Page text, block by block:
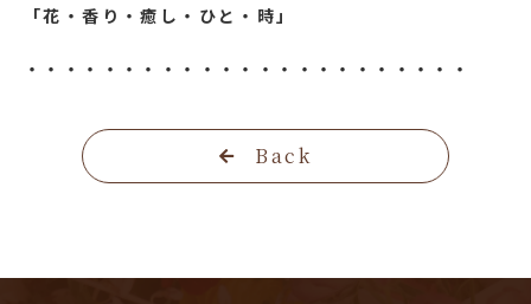
「花・香り・癒し・ひと・時」
・・・・・・・・・・・・・・・・・・・・・・・
Back